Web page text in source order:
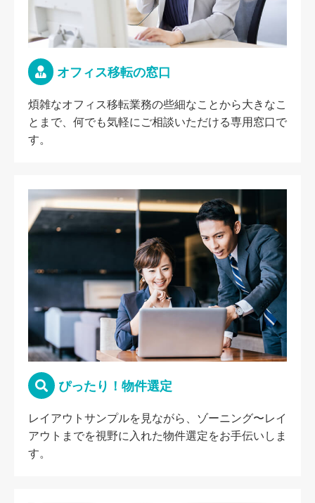
オフィス移転の窓口
煩雑なオフィス移転業務の些細なことから大きなこ
とまで、何でも気軽にご相談いただける専用窓口で
す。
ぴったり！物件選定
レイアウトサンプルを見ながら、ゾーニング〜レイ
アウトまでを視野に入れた物件選定をお手伝いしま
す。